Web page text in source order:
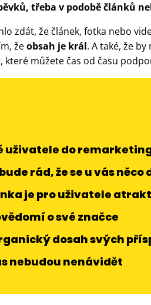
třeba v podobě článků
zdát, že článek, fotka nebo
žeobsah je král. A také, že
, které můžete čas od času
uživatele do
rád, že se u vás
je pro uživatele
o své značce
dosah svých
nebudou nenávidět